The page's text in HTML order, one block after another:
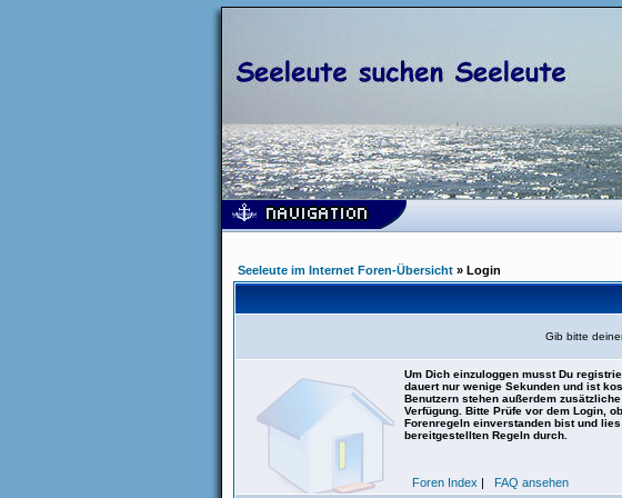
Seeleute im Internet Foren-Übersicht » Login
Gib bitte
Um Dich einzuloggen musst Du
dauert nur wenige Sekunden und ist
Benutzern stehen außerdem
Verfügung. Bitte Prüfe vor dem Login,
Forenregeln einverstanden bist und
bereitgestellten Regeln durch.
Foren Index | FAQ ansehen